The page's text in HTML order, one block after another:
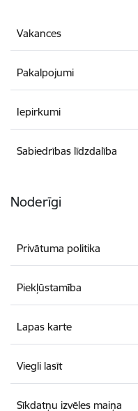
Vakances
Pakalpojumi
Iepirkumi
Sabiedrības līdzdalība
Noderīgi
Privātuma politika
Piekļūstamība
Lapas karte
Viegli lasīt
Sīkdatņu izvēles maiņa